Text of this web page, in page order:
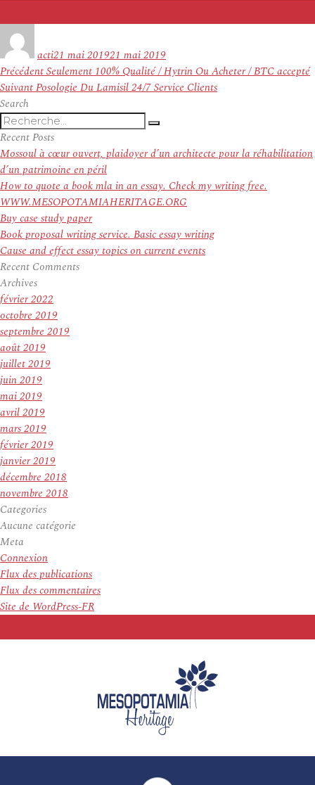
actile
21 mai 201921 mai 2019
Navigation
de
l’article
PrécédentArticle
précédent :
Seulement 100% Qualité / Hytrin Ou Acheter / BTC accepté
SuivantArticle
Posologie Du Lamisil 24/7 Service Clients
Search
Recherche
pour
:
Recherche
Recent Posts
Mossoul à cœur ouvert, plaidoyer d’un architecte pour la réhabilitation
d’un patrimoine en péril
How to quote a book mla in an essay. Check my writing free.
WWW.MESOPOTAMIAHERITAGE.ORG
Buy case study paper
Book proposal writing service. Basic essay writing
Cause and effect essay topics on current events
Recent Comments
Archives
février 2022
octobre 2019
septembre 2019
août 2019
juillet 2019
juin 2019
mai 2019
avril 2019
mars 2019
février 2019
janvier 2019
décembre 2018
novembre 2018
Categories
Aucune catégorie
Meta
Connexion
Flux des publications
Flux des commentaires
Site de WordPress-FR